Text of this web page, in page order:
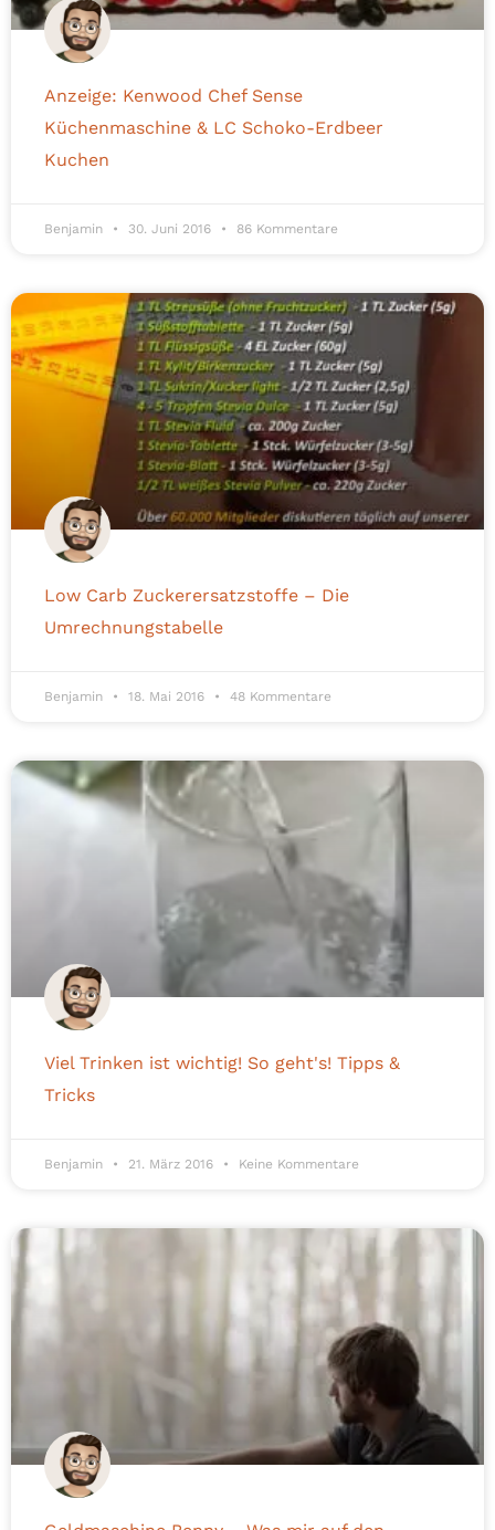
Anzeige: Kenwood Chef Sense
Küchenmaschine & LC Schoko-Erdbeer
Kuchen
Benjamin 30. Juni 2016 86 Kommentare
Low Carb Zuckerersatzstoffe – Die
Umrechnungstabelle
Benjamin 18. Mai 2016 48 Kommentare
Viel Trinken ist wichtig! So geht's! Tipps &
Tricks
Benjamin 21. März 2016 Keine Kommentare